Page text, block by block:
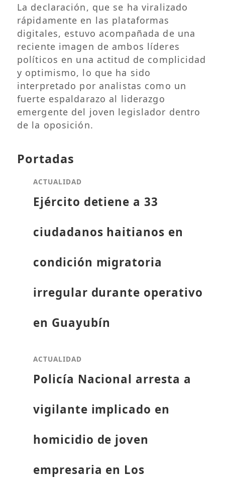
La declaración, que se ha viralizado
rápidamente en las plataformas
digitales, estuvo acompañada de una
reciente imagen de ambos líderes
políticos en una actitud de complicidad
y optimismo, lo que ha sido
interpretado por analistas como un
fuerte espaldarazo al liderazgo
emergente del joven legislador dentro
de la oposición.
Portadas
ACTUALIDAD
Ejército detiene a 33
ciudadanos haitianos en
condición migratoria
irregular durante operativo
en Guayubín
ACTUALIDAD
Policía Nacional arresta a
vigilante implicado en
homicidio de joven
empresaria en Los